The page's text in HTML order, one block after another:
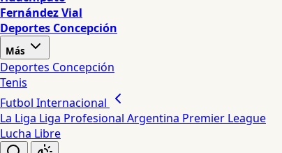
Fernández Vial
Deportes Concepción
Más
Deportes Concepción
Tenis
Futbol Internacional
La Liga Liga Profesional Argentina Premier League
Lucha Libre